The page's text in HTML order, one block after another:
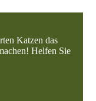
Katzen das
Helfen Sie